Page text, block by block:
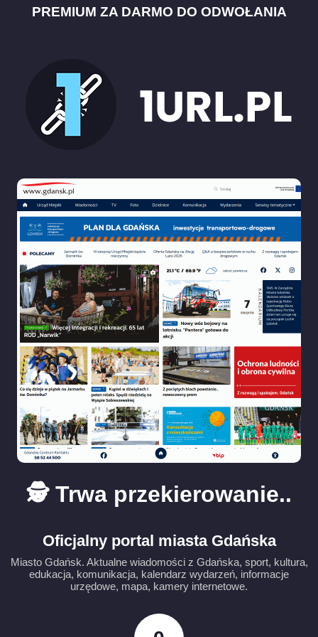
PREMIUM ZA DARMO DO ODWOŁANIA
🕵️ Trwa przekierowanie..
Oficjalny portal miasta Gdańska
Miasto Gdańsk. Aktualne wiadomości z Gdańska, sport, kultura,
edukacja, komunikacja, kalendarz wydarzeń, informacje
urzędowe, mapa, kamery internetowe.